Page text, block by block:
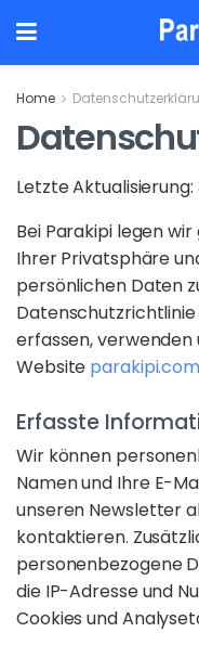
Home
Letzte Aktualisierung:
Bei Parakipi legen
Ihrer Privatsphäre
persönlichen Daten
erfassen, verwenden
Website parakipi.com
Erfasste
Wir können
Namen und Ihre E-
unseren Newsletter
kontaktieren.
personenbezogene
die IP-Adresse und
Cookies und